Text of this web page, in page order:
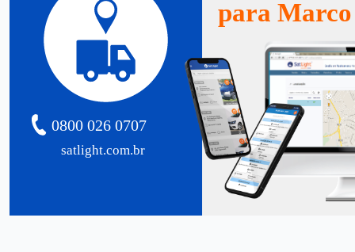
satlight.com.br
0800 026 0707
para Marco